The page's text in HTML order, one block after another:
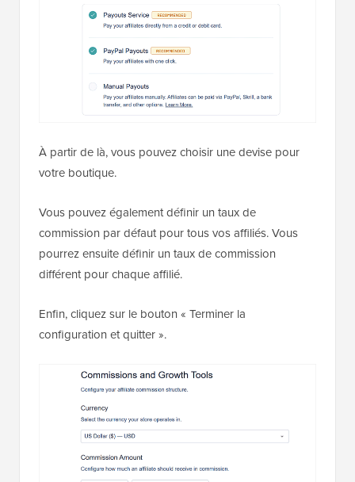
À partir de là, vous pouvez choisir une devise pour
votre boutique.
Vous pouvez également définir un taux de
commission par défaut pour tous vos affiliés. Vous
pourrez ensuite définir un taux de commission
différent pour chaque affilié.
Enfin, cliquez sur le bouton « Terminer la
configuration et quitter ».